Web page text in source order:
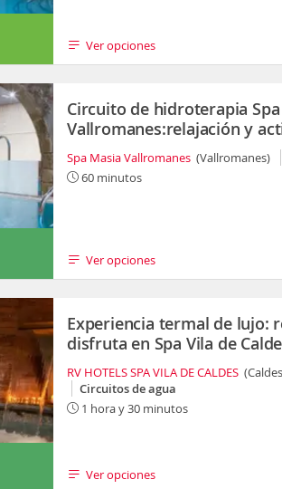
Ver opciones
Circuito de hidroterapia
Vallromanes:relajación y
Spa Masia Vallromanes (Vallromanes)
60 minutos
Ver opciones
Experiencia termal de lujo:
disfruta en Spa Vila de
RV HOTELS SPA VILA DE CALDES
Circuitos de agua
1 hora y 30 minutos
Ver opciones